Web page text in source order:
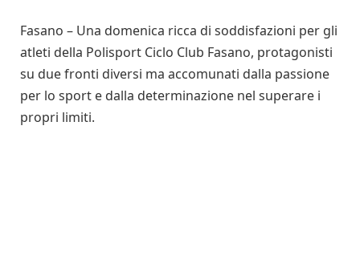
Fasano – Una domenica ricca di soddisfazioni per gli
atleti della Polisport Ciclo Club Fasano, protagonisti
su due fronti diversi ma accomunati dalla passione
per lo sport e dalla determinazione nel superare i
propri limiti.